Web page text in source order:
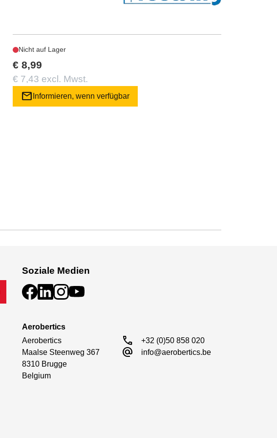
Nicht auf Lager
€ 8,99
€ 7,43 excl. Mwst.
mail Informieren, wenn verfügbar
Soziale Medien
Aerobertics
Aerobertics
Maalse Steenweg 367
8310 Brugge
Belgium
call +32 (0)50 858 020
alternate_email info@aerobertics.be